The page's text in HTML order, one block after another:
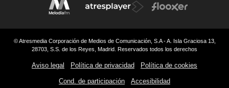
© Atresmedia Corporación de Medios de Comunicación, S.A - A. Isla Graciosa 13,
28703, S.S. de los Reyes, Madrid. Reservados todos los derechos
Aviso legal Política de privacidad Política de cookies
Cond. de participación Accesibilidad